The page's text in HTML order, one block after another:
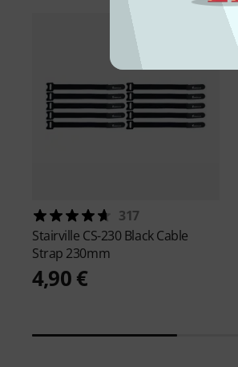
317
Stairville CS-230 Black Cable
Strap 230mm
4,90 €